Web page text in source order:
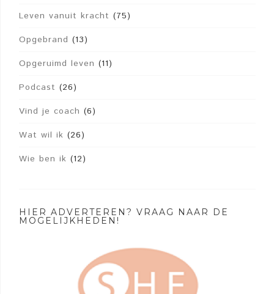
Leven vanuit kracht (75)
Opgebrand (13)
Opgeruimd leven (11)
Podcast (26)
Vind je coach (6)
Wat wil ik (26)
Wie ben ik (12)
HIER ADVERTEREN? VRAAG NAAR DE
MOGELIJKHEDEN!